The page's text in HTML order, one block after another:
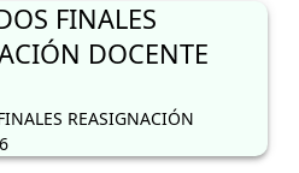
FINALES
DOCENTE
REASIGNACIÓN